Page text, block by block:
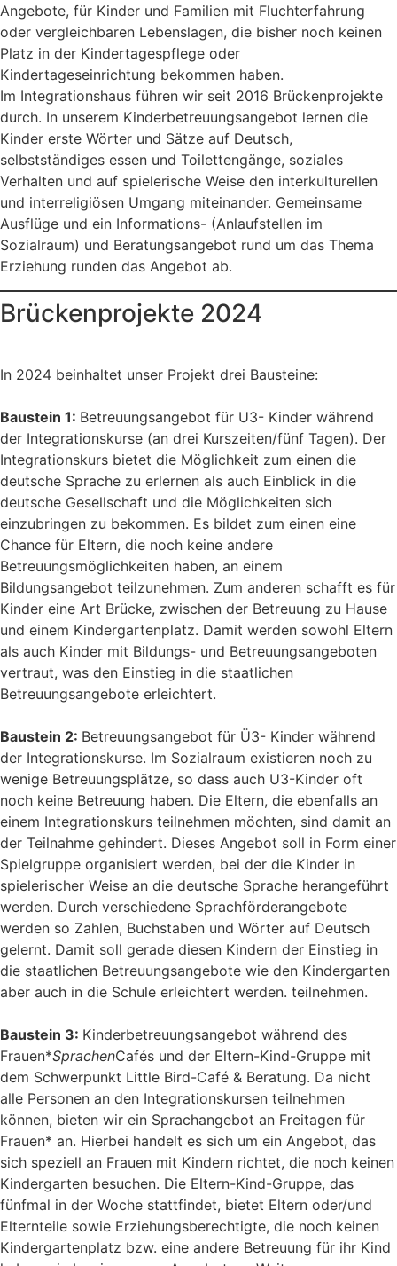
Angebote, für Kinder und Familien mit Fluchterfahrung
oder vergleichbaren Lebenslagen, die bisher noch keinen
Platz in der Kindertagespflege oder
Kindertageseinrichtung bekommen haben.
Im Integrationshaus führen wir seit 2016 Brückenprojekte
durch. In unserem Kinderbetreuungsangebot lernen die
Kinder erste Wörter und Sätze auf Deutsch,
selbstständiges essen und Toilettengänge, soziales
Verhalten und auf spielerische Weise den interkulturellen
und interreligiösen Umgang miteinander. Gemeinsame
Ausflüge und ein Informations- (Anlaufstellen im
Sozialraum) und Beratungsangebot rund um das Thema
Erziehung runden das Angebot ab.
Brückenprojekte 2024
In 2024 beinhaltet unser Projekt drei Bausteine:
Baustein 1: Betreuungsangebot für U3- Kinder während
der Integrationskurse (an drei Kurszeiten/fünf Tagen). Der
Integrationskurs bietet die Möglichkeit zum einen die
deutsche Sprache zu erlernen als auch Einblick in die
deutsche Gesellschaft und die Möglichkeiten sich
einzubringen zu bekommen. Es bildet zum einen eine
Chance für Eltern, die noch keine andere
Betreuungsmöglichkeiten haben, an einem
Bildungsangebot teilzunehmen. Zum anderen schafft es für
Kinder eine Art Brücke, zwischen der Betreuung zu Hause
und einem Kindergartenplatz. Damit werden sowohl Eltern
als auch Kinder mit Bildungs- und Betreuungsangeboten
vertraut, was den Einstieg in die staatlichen
Betreuungsangebote erleichtert.
Baustein 2: Betreuungsangebot für Ü3- Kinder während
der Integrationskurse. Im Sozialraum existieren noch zu
wenige Betreuungsplätze, so dass auch U3-Kinder oft
noch keine Betreuung haben. Die Eltern, die ebenfalls an
einem Integrationskurs teilnehmen möchten, sind damit an
der Teilnahme gehindert. Dieses Angebot soll in Form einer
Spielgruppe organisiert werden, bei der die Kinder in
spielerischer Weise an die deutsche Sprache herangeführt
werden. Durch verschiedene Sprachförderangebote
werden so Zahlen, Buchstaben und Wörter auf Deutsch
gelernt. Damit soll gerade diesen Kindern der Einstieg in
die staatlichen Betreuungsangebote wie den Kindergarten
aber auch in die Schule erleichtert werden. teilnehmen.
Baustein 3: Kinderbetreuungsangebot während des
Frauen*SprachenCafés und der Eltern-Kind-Gruppe mit
dem Schwerpunkt Little Bird-Café & Beratung. Da nicht
alle Personen an den Integrationskursen teilnehmen
können, bieten wir ein Sprachangebot an Freitagen für
Frauen* an. Hierbei handelt es sich um ein Angebot, das
sich speziell an Frauen mit Kindern richtet, die noch keinen
Kindergarten besuchen. Die Eltern-Kind-Gruppe, das
fünfmal in der Woche stattfindet, bietet Eltern oder/und
Elternteile sowie Erziehungsberechtigte, die noch keinen
Kindergartenplatz bzw. eine andere Betreuung für ihr Kind